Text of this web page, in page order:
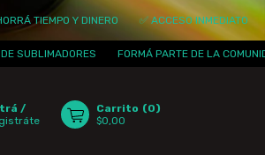
Y DINERO ✅ ACCESO INMEDIATO ✅
FORMÁ PARTE DE LA COMUNIDAD ¡TE
/
Carrito (0)
$0,00